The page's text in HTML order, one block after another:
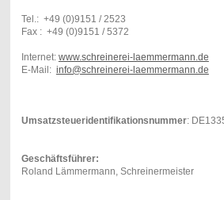
Tel.: +49 (0)9151 / 2523
Fax : +49 (0)9151 / 5372
Internet: www.schreinerei-laemmermann.de
E-Mail: info@schreinerei-laemmermann.de
Umsatzsteueridentifikationsnummer:
Geschäftsführer:
Roland Lämmermann, Schreinermeister